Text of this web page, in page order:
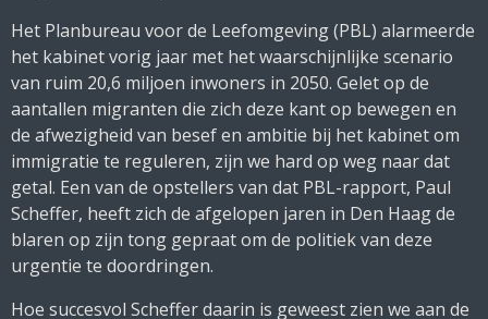
Het Planbureau voor de Leefomgeving (PBL) alarmeerde
het kabinet vorig jaar met het waarschijnlijke scenario
van ruim 20,6 miljoen inwoners in 2050. Gelet op de
aantallen migranten die zich deze kant op bewegen en
de afwezigheid van besef en ambitie bij het kabinet om
immigratie te reguleren, zijn we hard op weg naar dat
getal. Een van de opstellers van dat PBL-rapport, Paul
Scheffer, heeft zich de afgelopen jaren in Den Haag de
blaren op zijn tong gepraat om de politiek van deze
urgentie te doordringen.
Hoe succesvol Scheffer daarin is geweest zien we aan de